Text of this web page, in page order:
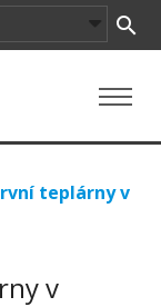
teplárny v
v